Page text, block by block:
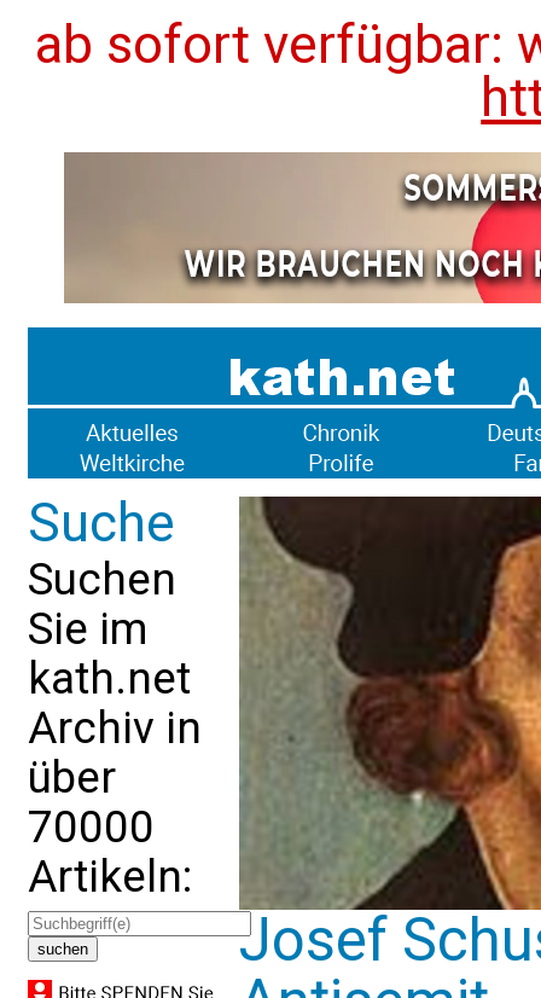
ab sofort verfügbar:
Suche
Suchen
Sie im
kath.net
Archiv in
über
70000
Artikeln:
Josef